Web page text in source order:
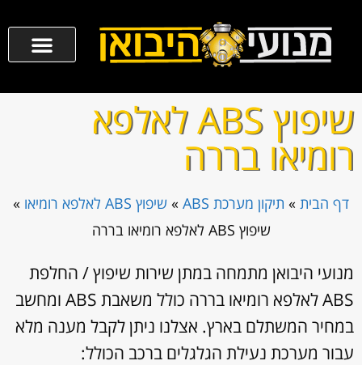
שיפוץ ABS לאלפא
רומיאו בררה
דף הבית » תיקון מערכת ABS » שיפוץ ABS לאלפא רומיאו
»
שיפוץ ABS לאלפא רומיאו בררה
מנועי היבואן מתמחה במתן שירות שיפוץ / החלפת
ABS לאלפא רומיאו בררה כולל משאבת ABS ומחשב
במחיר המשתלם בארץ. אצלנו ניתן לקבל מענה מלא
עבור מערכת נעילת הגלגלים ברכב הכולל: